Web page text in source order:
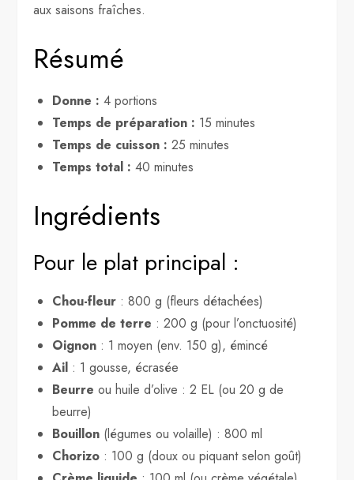
aux saisons fraîches.
Résumé
Donne : 4 portions
Temps de préparation : 15 minutes
Temps de cuisson : 25 minutes
Temps total : 40 minutes
Ingrédients
Pour le plat principal :
Chou-fleur : 800 g (fleurs détachées)
Pomme de terre : 200 g (pour l’onctuosité)
Oignon : 1 moyen (env. 150 g), émincé
Ail : 1 gousse, écrasée
Beurre ou huile d’olive : 2 EL (ou 20 g de
beurre)
Bouillon (légumes ou volaille) : 800 ml
Chorizo : 100 g (doux ou piquant selon goût)